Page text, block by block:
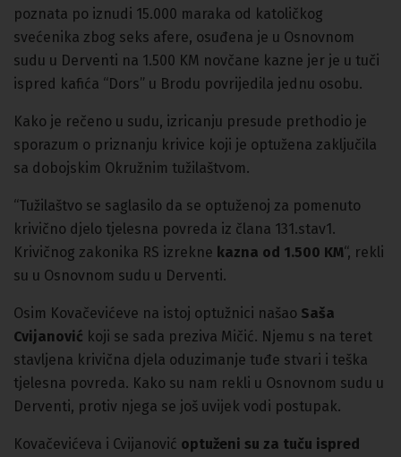
poznata po iznudi 15.000 maraka od katoličkog
svećenika zbog seks afere, osuđena je u Osnovnom
sudu u Derventi na 1.500 KM novčane kazne jer je u tuči
ispred kafića “Dors” u Brodu povrijedila jednu osobu.
Kako je rečeno u sudu, izricanju presude prethodio je
sporazum o priznanju krivice koji je optužena zaključila
sa dobojskim Okružnim tužilaštvom.
“Tužilaštvo se saglasilo da se optuženoj za pomenuto
krivično djelo tjelesna povreda iz člana 131.stav1.
Krivičnog zakonika RS izrekne kazna od 1.500 KM“, rekli
su u Osnovnom sudu u Derventi.
Osim Kovačevićeve na istoj optužnici našao Saša
Cvijanović koji se sada preziva Mičić. Njemu s na teret
stavljena krivična djela oduzimanje tuđe stvari i teška
tjelesna povreda. Kako su nam rekli u Osnovnom sudu u
Derventi, protiv njega se još uvijek vodi postupak.
Kovačevićeva i Cvijanović optuženi su za tuču ispred